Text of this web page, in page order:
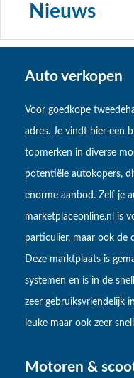
Nieuws
Auto verkopen
Voor goedkope
adres. Je vindt hier een
topmerken in diverse
potentiële autokopers,
enorme aanbod. Zelf je
marketplaceonline.nl is
particulier, maar ook de
Deze marktplaats is
systemen en is in de
zeer gebruiksvriendelijk
leuke maar ook zeer
Motoren &